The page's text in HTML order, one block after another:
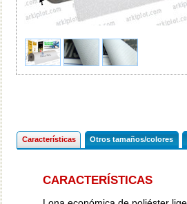
Características Otros tamaños/colores
CARACTERÍSTICAS